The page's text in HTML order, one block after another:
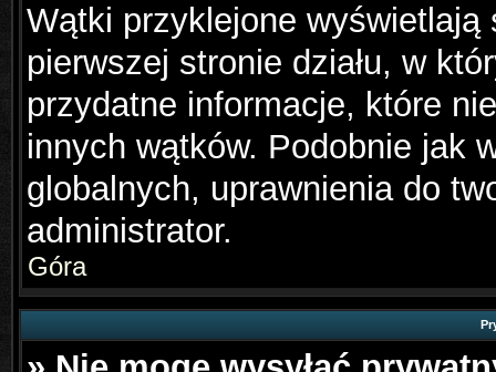
Wątki przyklejone wyświetlają
pierwszej stronie działu, w
przydatne informacje, które
innych wątków. Podobnie jak
globalnych, uprawnienia do
administrator.
Góra